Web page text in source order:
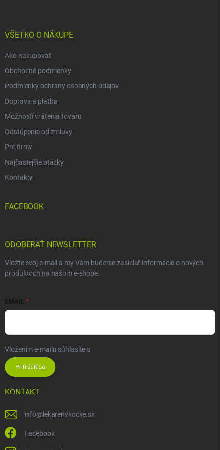
VŠETKO O NÁKUPE
Ako nakupovať
Obchodné podmienky
Podmienky ochrany osobných údajov
Doprava a platba
Možnosti vrátenia tovaru
Odstúpenie od zmluvy
Pre firmy
Najčastejšie otázky
Kontakty
FACEBOOK
ODOBERAŤ NEWSLETTER
Vložte svoj e-mail a my Vám budeme zasielať informácie o nových
produktoch na našom e-shope.
EMAIL
Vložením e-mailu súhlasíte s
Prihlásiť sa
KONTAKT
info@ lekarenvkocke.sk
Facebook